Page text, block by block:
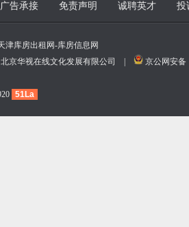
广告承接 免责声明 诚聘英才 投
津库房出租网-库房信息网
京华视在线文化发展有限公司 |
京公网安备
51La